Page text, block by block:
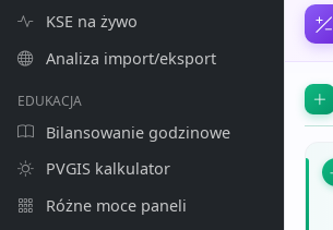
KSE na żywo
Analiza import/eksport
EDUKACJA
Bilansowanie godzinowe
PVGIS kalkulator
Różne moce paneli